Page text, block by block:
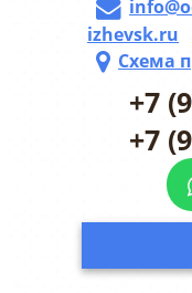
izhevsk.ru
Схема
+7
+7